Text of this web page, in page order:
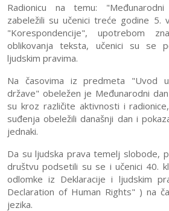
Kriterijumi
ocenjivanja
Javne
nabavke
Kontakt
Radionicu na temu:
zabeležili su učenici treće godine 5.
"Korespondencije", upotrebom
oblikovanja teksta, učenici su se
ljudskim pravima.
Na časovima iz predmeta "Uvod
države" obeležen je Međunarodni
su kroz različite aktivnosti i
suđenja obeležili današnji dan i
jednaki.
Da su ljudska prava temelj slobode,
društvu podsetili su se i učenici 40.
odlomke iz Deklaracije i ljudskim
Declaration of Human Rights" ) na
jezika.